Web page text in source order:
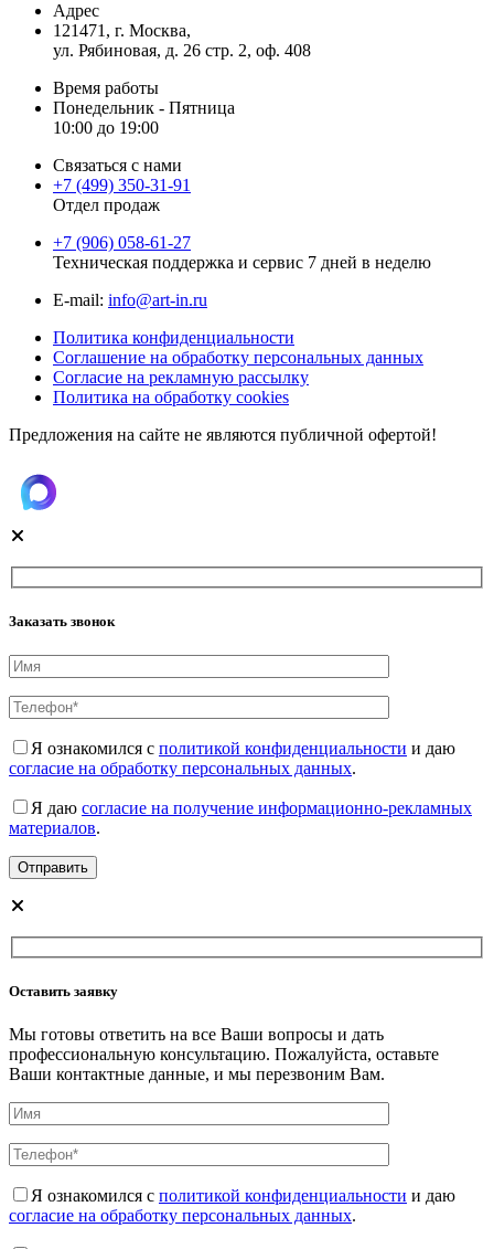
Адрес
121471, г. Москва,
ул. Рябиновая, д. 26 стр. 2, оф. 408
Время работы
Понедельник - Пятница
10:00 до 19:00
Связаться с нами
+7 (499) 350-31-91
Отдел продаж
+7 (906) 058-61-27
Техническая поддержка и сервис 7 дней в неделю
Е-mail: info@art-in.ru
Политика конфиденциальности
Соглашение на обработку персональных данных
Согласие на рекламную рассылку
Политика на обработку cookies
Предложения на сайте не являются публичной офертой!
Заказать звонок
Я ознакомился с политикой конфиденциальности и даю
согласие на обработку персональных данных.
Я даю согласие на получение информационно-рекламных
материалов.
Оставить заявку
Мы готовы ответить на все Ваши вопросы и дать
профессиональную консультацию. Пожалуйста, оставьте
Ваши контактные данные, и мы перезвоним Вам.
Я ознакомился с политикой конфиденциальности и даю
согласие на обработку персональных данных.